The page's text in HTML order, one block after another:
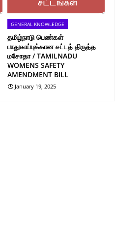
GENERAL KNOWLEDGE
தமிழ்நாடு பெண்கள்
பாதுகாப்புக்கான சட்டத் திருத்த
மசோதா / TAMILNADU
WOMENS SAFETY
AMENDMENT BILL
January 19, 2025